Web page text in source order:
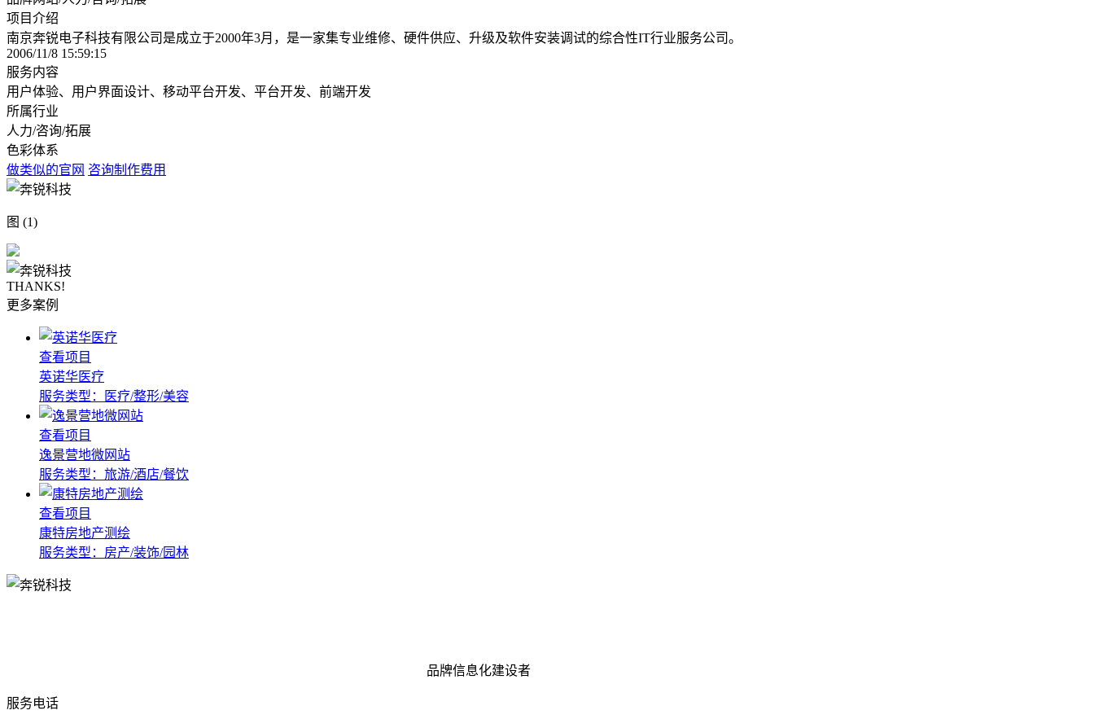
项目介绍
南京奔锐电子科技有限公司是成立于2000年3月，是一家集专业维修、硬件供应、升级及软件安装调试的综合性IT行业服务公司。
2006/11/8 15:59:15
服务内容
用户体验、用户界面设计、移动平台开发、平台开发、前端开发
所属行业
人力/咨询/拓展
色彩体系
做类似的官网 咨询制作费用
图 (1)
THANKS!
更多案例
查看项目
英诺华医疗
服务类型：医疗/整形/美容
查看项目
逸景营地微网站
服务类型：旅游/酒店/餐饮
查看项目
康特房地产测绘
服务类型：房产/装饰/园林
品牌信息化建设者
服务电话